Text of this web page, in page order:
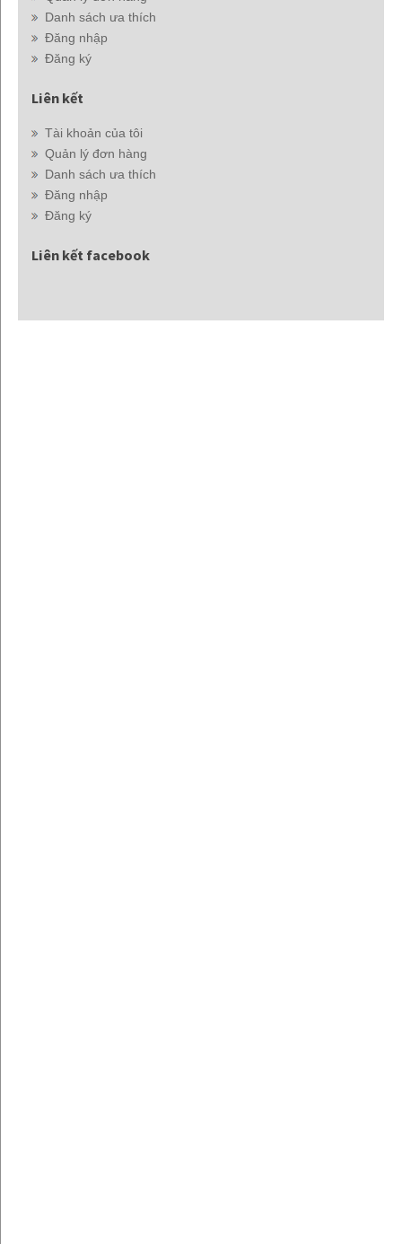
Danh sách ưa thích
Đăng nhập
Đăng ký
Liên kết
Tài khoản của tôi
Quản lý đơn hàng
Danh sách ưa thích
Đăng nhập
Đăng ký
Liên kết facebook